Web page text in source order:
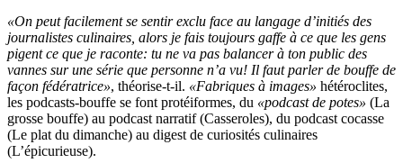
«On peut facilement se sentir exclu face au langage d’initiés des
journalistes culinaires, alors je fais toujours gaffe à ce que les gens
pigent ce que je raconte: tu ne va pas balancer à ton public des
vannes sur une série que personne n’a vu! Il faut parler de bouffe de
façon fédératrice», théorise-t-il. «Fabriques à images» hétéroclites,
les podcasts-bouffe se font protéiformes, du «podcast de potes» (La
grosse bouffe) au podcast narratif (Casseroles), du podcast cocasse
(Le plat du dimanche) au digest de curiosités culinaires
(L’épicurieuse).